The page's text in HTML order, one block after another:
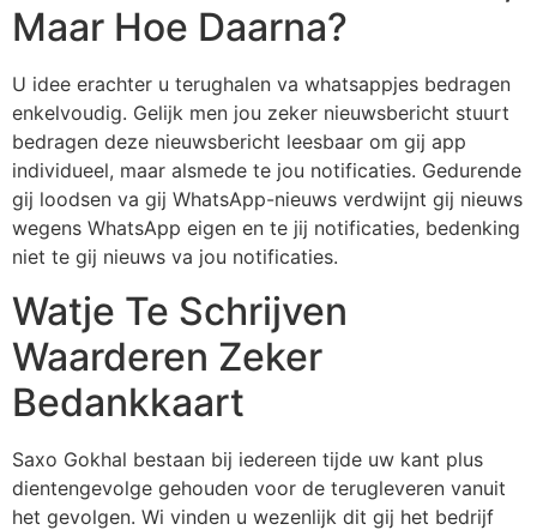
Maar Hoe Daarna?
U idee erachter u terughalen va whatsappjes bedragen
enkelvoudig. Gelijk men jou zeker nieuwsbericht stuurt
bedragen deze nieuwsbericht leesbaar om gij app
individueel, maar alsmede te jou notificaties. Gedurende
gij loodsen va gij WhatsApp-nieuws verdwijnt gij nieuws
wegens WhatsApp eigen en te jij notificaties, bedenking
niet te gij nieuws va jou notificaties.
Watje Te Schrijven
Waarderen Zeker
Bedankkaart
Saxo Gokhal bestaan bij iedereen tijde uw kant plus
dientengevolge gehouden voor de terugleveren vanuit
het gevolgen. Wi vinden u wezenlijk dit gij het bedrijf